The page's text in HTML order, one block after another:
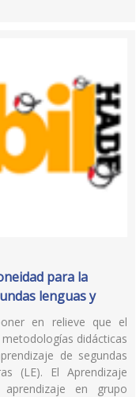
para la
lenguas y
en relieve que el
didácticas
de segundas
(LE). El Aprendizaje
en grupo